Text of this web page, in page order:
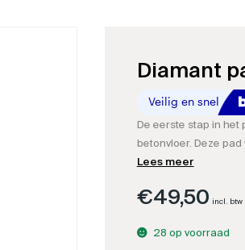
Diamant
De eerste stap in het
betonvloer. Deze
naar woonbeton. Met
vervuiling weg.
Lees meer
€49,50 incl. btw
28 op voorraad